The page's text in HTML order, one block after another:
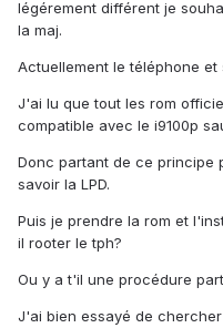
légérement différent je
la maj.
Actuellement le téléphone et
J'ai lu que tout les rom
compatible avec le i9100p
Donc partant de ce principe
savoir la LPD.
Puis je prendre la rom et
il rooter le tph?
Ou y a t'il une procédure
J'ai bien essayé de